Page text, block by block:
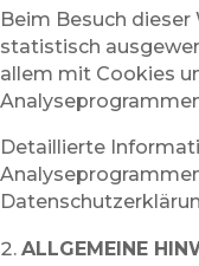
Beim Besuch dieser
statistisch
allem mit Cookies
Detaillierte
ALLGEMEINE